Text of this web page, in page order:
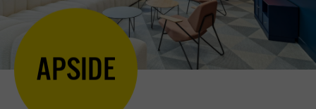
APSIDE
précédente